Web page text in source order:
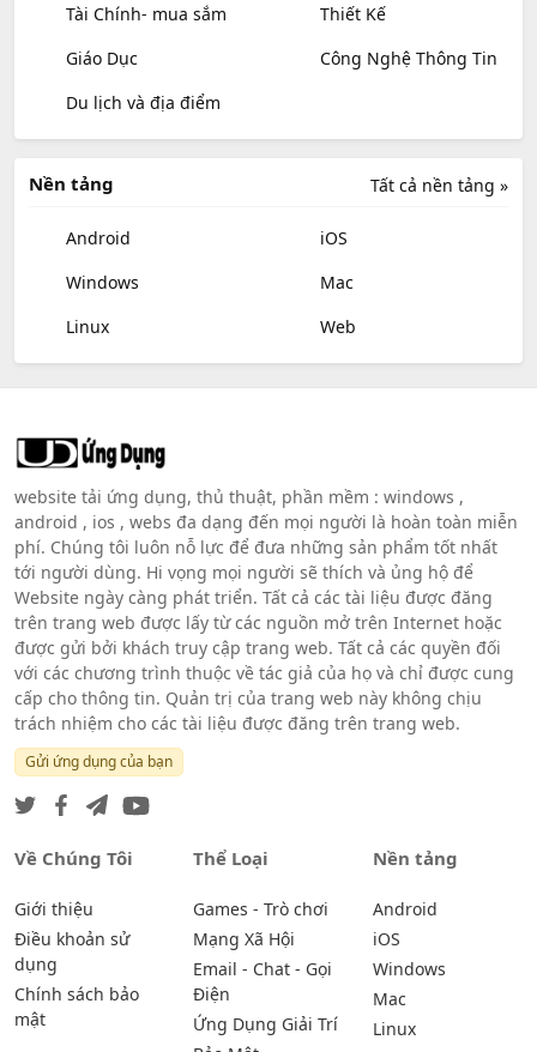
Tài Chính- mua sắm
Thiết Kế
Giáo Dục
Công Nghệ Thông Tin
Du lịch và địa điểm
Tất cả nền tảng »
Nền tảng
Android
iOS
Windows
Mac
Linux
Web
website tải ứng dụng, thủ thuật, phần mềm : windows ,
android , ios , webs đa dạng đến mọi người là hoàn toàn miễn
phí. Chúng tôi luôn nỗ lực để đưa những sản phẩm tốt nhất
tới người dùng. Hi vọng mọi người sẽ thích và ủng hộ để
Website ngày càng phát triển. Tất cả các tài liệu được đăng
trên trang web được lấy từ các nguồn mở trên Internet hoặc
được gửi bởi khách truy cập trang web. Tất cả các quyền đối
với các chương trình thuộc về tác giả của họ và chỉ được cung
cấp cho thông tin. Quản trị của trang web này không chịu
trách nhiệm cho các tài liệu được đăng trên trang web.
Gửi ứng dụng của bạn
Về Chúng Tôi
Giới thiệu
Điều khoản sử
dụng
Chính sách bảo
mật
Thể Loại
Games - Trò chơi
Mạng Xã Hội
Email - Chat - Gọi
Điện
Ứng Dụng Giải Trí
Nền tảng
Android
iOS
Windows
Mac
Linux